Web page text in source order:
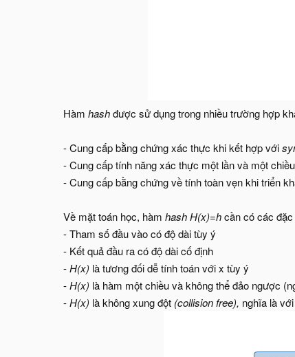
Hàm hashđược sử dụng trong nhiều trường hợp
- Cung cấp bằng chứng xác thực khi kết hợp với
- Cung cấp tính năng xác thực một lần và một
- Cung cấp bằng chứng về tính toàn vẹn khi triển
Về mặt toán học, hàm hashH(x)=hcần có các
- Tham số đầu vào có độ dài tùy ý
- Kết quả đầu ra có độ dài cố định
-H(x) là tương đối dễ tính toán với x tùy ý
-H(x) là hàm một chiều và không thể đảo ngược
-H(x) là không xung đột (collision free), nghĩa là